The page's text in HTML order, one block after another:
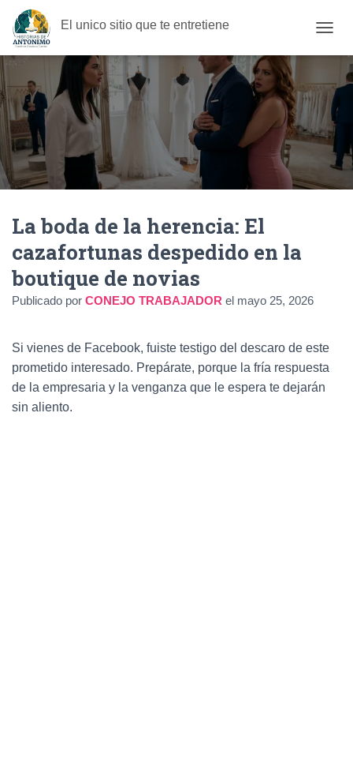
El unico sitio que te entretiene
A
B
A
R
M
O
Ó
N
La boda de la herencia: El
cazafortunas despedido en la
boutique de novias
Publicado por CONEJO TRABAJADOR el mayo 25, 2026
Si vienes de Facebook, fuiste testigo del descaro de este
prometido interesado. Prepárate, porque la fría respuesta
de la empresaria y la venganza que le espera te dejarán
sin aliento.